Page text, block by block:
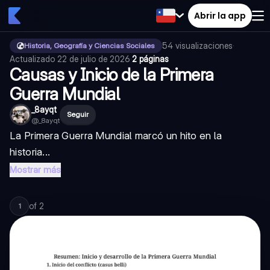
Abrir la app
Historia, Geografía y Ciencias Sociales 54 visualizaciones·
Actualizado 22 de julio de 2026·2 páginas
Causas y Inicio de la Primera
Guerra Mundial
_8ayqt
@ _8ayqt
Seguir
La Primera Guerra Mundial marcó un hito en la
historia...
Mostrar más
1 of 2